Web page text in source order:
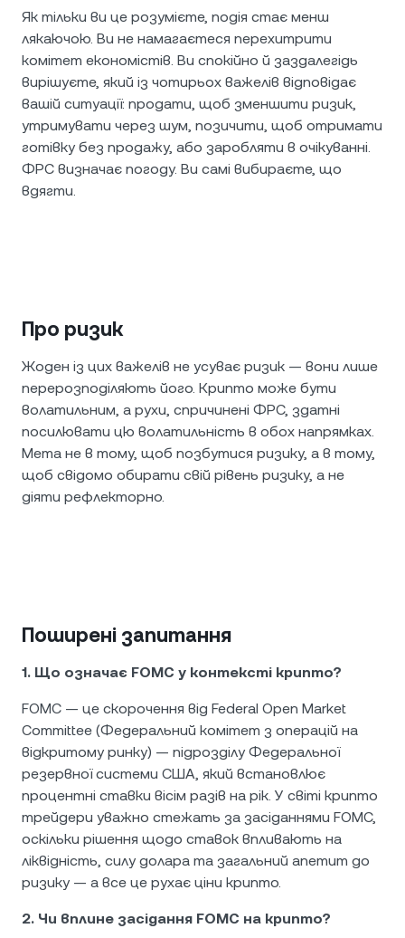
Як тільки ви це розумієте, подія стає менш
лякаючою. Ви не намагаєтеся перехитрити
комітет економістів. Ви спокійно й заздалегідь
вирішуєте, який із чотирьох важелів відповідає
вашій ситуації: продати, щоб зменшити ризик,
утримувати через шум, позичити, щоб отримати
готівку без продажу, або заробляти в очікуванні.
ФРС визначає погоду. Ви самі вибираєте, що
вдягти.
Про ризик
Жоден із цих важелів не усуває ризик — вони лише
перерозподіляють його. Крипто може бути
волатильним, а рухи, спричинені ФРС, здатні
посилювати цю волатильність в обох напрямках.
Мета не в тому, щоб позбутися ризику, а в тому,
щоб свідомо обирати свій рівень ризику, а не
діяти рефлекторно.
Поширені запитання
1. Що означає FOMC у контексті крипто?
FOMC — це скорочення від Federal Open Market
Committee (Федеральний комітет з операцій на
відкритому ринку) — підрозділу Федеральної
резервної системи США, який встановлює
процентні ставки вісім разів на рік. У світі крипто
трейдери уважно стежать за засіданнями FOMC,
оскільки рішення щодо ставок впливають на
ліквідність, силу долара та загальний апетит до
ризику — а все це рухає ціни крипто.
2. Чи вплине засідання FOMC на крипто?